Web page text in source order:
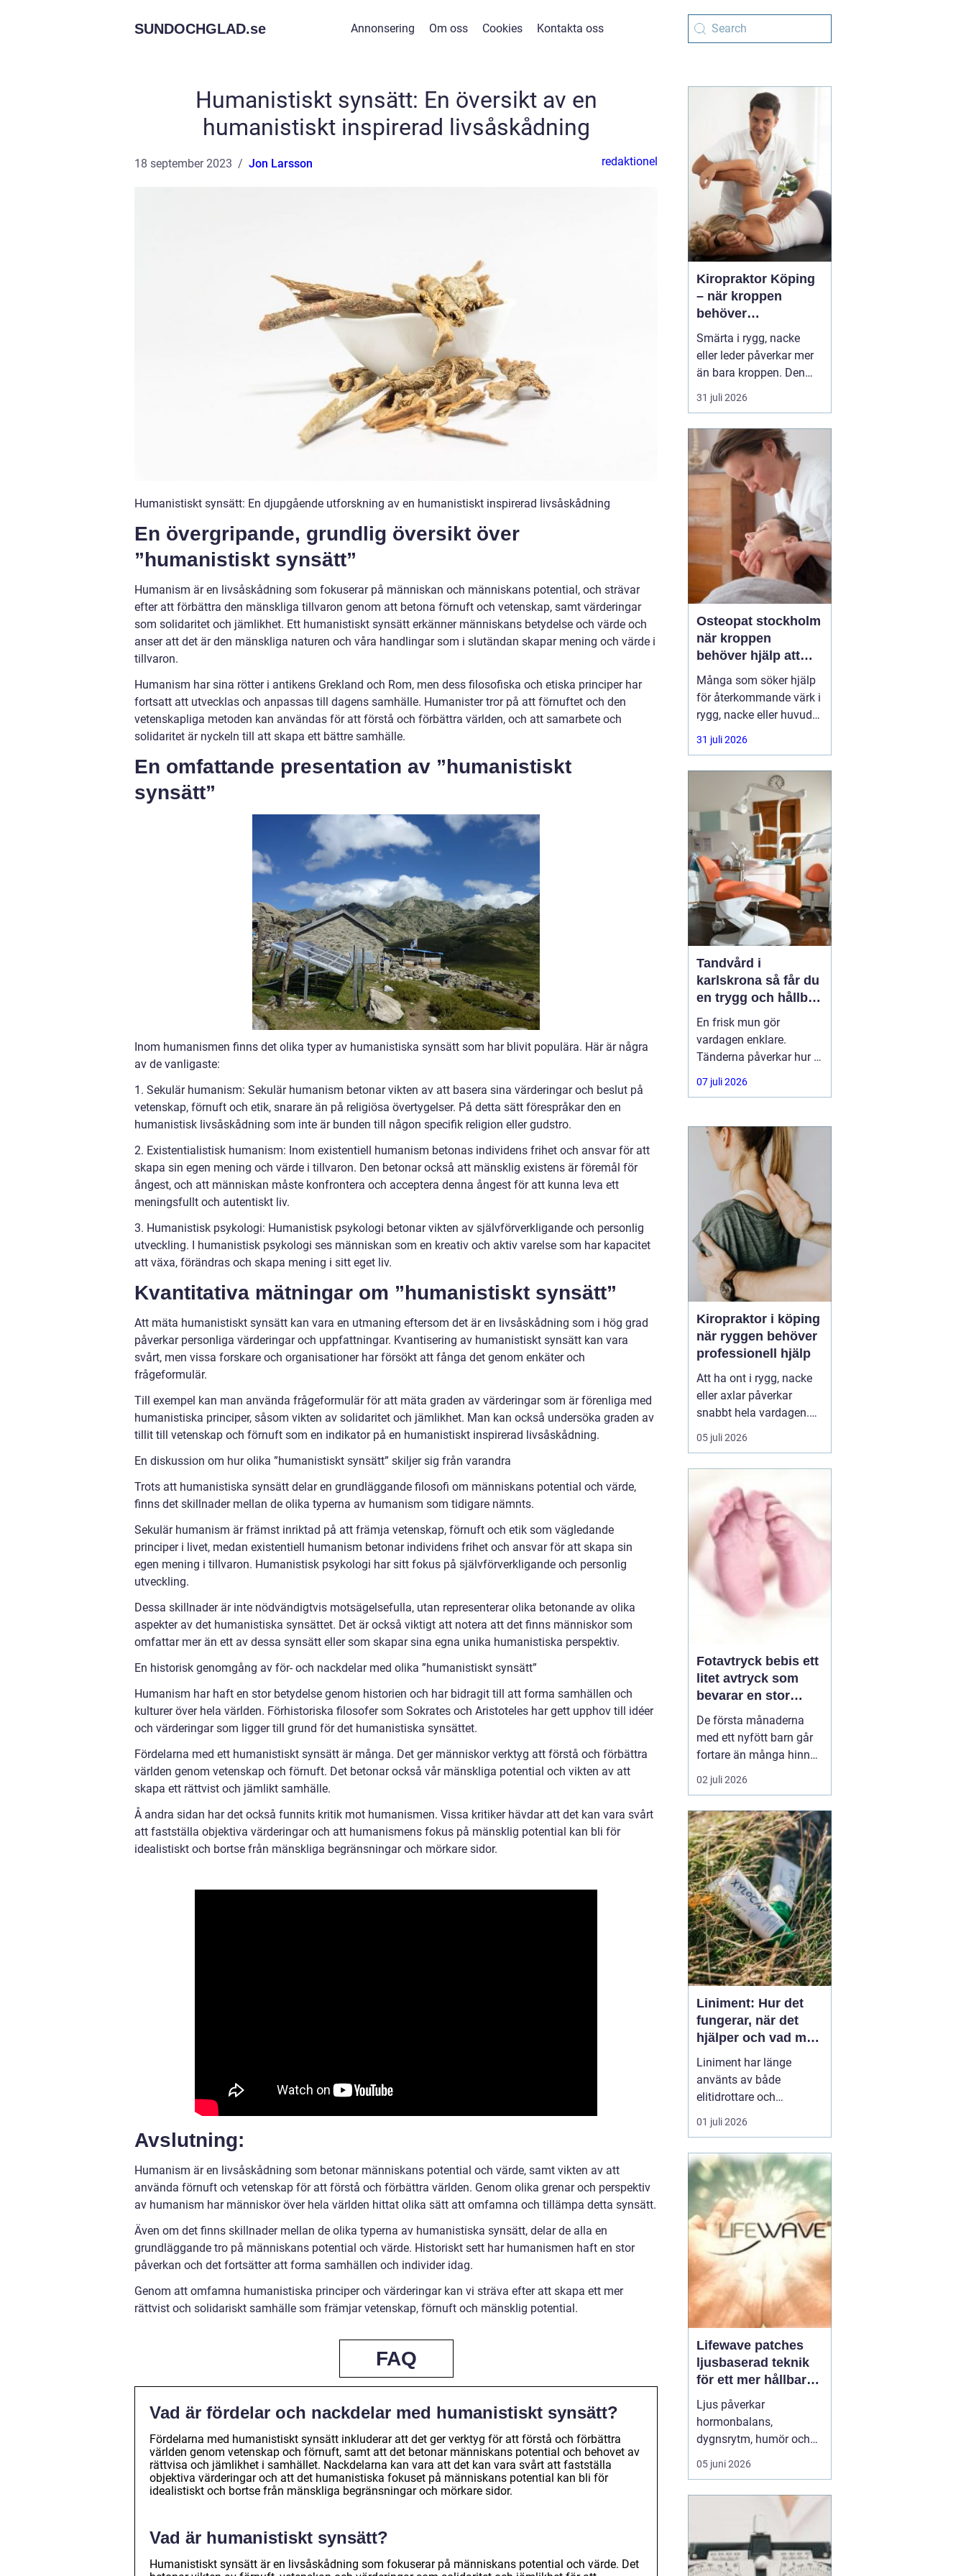
SUNDOCHGLAD.se Annonsering Om oss Cookies Kontakta oss
Humanistiskt synsätt: En översikt av en
humanistiskt inspirerad livsåskådning
18 september 2023 Jon Larsson redaktionel
Humanistiskt synsätt: En djupgående utforskning av en humanistiskt inspirerad livsåskådning
En övergripande, grundlig översikt över
”humanistiskt synsätt”
Humanism är en livsåskådning som fokuserar på människan och människans potential, och strävar
efter att förbättra den mänskliga tillvaron genom att betona förnuft och vetenskap, samt värderingar
som solidaritet och jämlikhet. Ett humanistiskt synsätt erkänner människans betydelse och värde och
anser att det är den mänskliga naturen och våra handlingar som i slutändan skapar mening och värde i
tillvaron.
Humanism har sina rötter i antikens Grekland och Rom, men dess filosofiska och etiska principer har
fortsatt att utvecklas och anpassas till dagens samhälle. Humanister tror på att förnuftet och den
vetenskapliga metoden kan användas för att förstå och förbättra världen, och att samarbete och
solidaritet är nyckeln till att skapa ett bättre samhälle.
En omfattande presentation av ”humanistiskt
synsätt”
Inom humanismen finns det olika typer av humanistiska synsätt som har blivit populära. Här är några
av de vanligaste:
1. Sekulär humanism: Sekulär humanism betonar vikten av att basera sina värderingar och beslut på
vetenskap, förnuft och etik, snarare än på religiösa övertygelser. På detta sätt förespråkar den en
humanistisk livsåskådning som inte är bunden till någon specifik religion eller gudstro.
2. Existentialistisk humanism: Inom existentiell humanism betonas individens frihet och ansvar för att
skapa sin egen mening och värde i tillvaron. Den betonar också att mänsklig existens är föremål för
ångest, och att människan måste konfrontera och acceptera denna ångest för att kunna leva ett
meningsfullt och autentiskt liv.
3. Humanistisk psykologi: Humanistisk psykologi betonar vikten av självförverkligande och personlig
utveckling. I humanistisk psykologi ses människan som en kreativ och aktiv varelse som har kapacitet
att växa, förändras och skapa mening i sitt eget liv.
Kvantitativa mätningar om ”humanistiskt synsätt”
Att mäta humanistiskt synsätt kan vara en utmaning eftersom det är en livsåskådning som i hög grad
påverkar personliga värderingar och uppfattningar. Kvantisering av humanistiskt synsätt kan vara
svårt, men vissa forskare och organisationer har försökt att fånga det genom enkäter och
frågeformulär.
Till exempel kan man använda frågeformulär för att mäta graden av värderingar som är förenliga med
humanistiska principer, såsom vikten av solidaritet och jämlikhet. Man kan också undersöka graden av
tillit till vetenskap och förnuft som en indikator på en humanistiskt inspirerad livsåskådning.
En diskussion om hur olika ”humanistiskt synsätt” skiljer sig från varandra
Trots att humanistiska synsätt delar en grundläggande filosofi om människans potential och värde,
finns det skillnader mellan de olika typerna av humanism som tidigare nämnts.
Sekulär humanism är främst inriktad på att främja vetenskap, förnuft och etik som vägledande
principer i livet, medan existentiell humanism betonar individens frihet och ansvar för att skapa sin
egen mening i tillvaron. Humanistisk psykologi har sitt fokus på självförverkligande och personlig
utveckling.
Dessa skillnader är inte nödvändigtvis motsägelsefulla, utan representerar olika betonande av olika
aspekter av det humanistiska synsättet. Det är också viktigt att notera att det finns människor som
omfattar mer än ett av dessa synsätt eller som skapar sina egna unika humanistiska perspektiv.
En historisk genomgång av för- och nackdelar med olika ”humanistiskt synsätt”
Humanism har haft en stor betydelse genom historien och har bidragit till att forma samhällen och
kulturer över hela världen. Förhistoriska filosofer som Sokrates och Aristoteles har gett upphov till idéer
och värderingar som ligger till grund för det humanistiska synsättet.
Fördelarna med ett humanistiskt synsätt är många. Det ger människor verktyg att förstå och förbättra
världen genom vetenskap och förnuft. Det betonar också vår mänskliga potential och vikten av att
skapa ett rättvist och jämlikt samhälle.
Å andra sidan har det också funnits kritik mot humanismen. Vissa kritiker hävdar att det kan vara svårt
att fastställa objektiva värderingar och att humanismens fokus på mänsklig potential kan bli för
idealistiskt och bortse från mänskliga begränsningar och mörkare sidor.
Avslutning:
Humanism är en livsåskådning som betonar människans potential och värde, samt vikten av att
använda förnuft och vetenskap för att förstå och förbättra världen. Genom olika grenar och perspektiv
av humanism har människor över hela världen hittat olika sätt att omfamna och tillämpa detta synsätt.
Även om det finns skillnader mellan de olika typerna av humanistiska synsätt, delar de alla en
grundläggande tro på människans potential och värde. Historiskt sett har humanismen haft en stor
påverkan och det fortsätter att forma samhällen och individer idag.
Genom att omfamna humanistiska principer och värderingar kan vi sträva efter att skapa ett mer
rättvist och solidariskt samhälle som främjar vetenskap, förnuft och mänsklig potential.
FAQ
Vad är fördelar och nackdelar med humanistiskt synsätt?
Fördelarna med humanistiskt synsätt inkluderar att det ger verktyg för att förstå och förbättra
världen genom vetenskap och förnuft, samt att det betonar människans potential och behovet av
rättvisa och jämlikhet i samhället. Nackdelarna kan vara att det kan vara svårt att fastställa
objektiva värderingar och att det humanistiska fokuset på människans potential kan bli för
idealistiskt och bortse från mänskliga begränsningar och mörkare sidor.
Vad är humanistiskt synsätt?
Humanistiskt synsätt är en livsåskådning som fokuserar på människans potential och värde. Det
Kiropraktor Köping
– när kroppen
behöver
professionell hjälp
Smärta i rygg, nacke
eller leder påverkar mer
än bara kroppen. Den
kan störa sömnen, göra
det svårt att koncentrera
sådant som arbete,
träning och vardagliga
sysslor. M...
31 juli 2026
Osteopat stockholm
när kroppen
behöver hjälp att
hitta balans
Många som söker hjälp
för återkommande värk i
rygg, nacke eller huvud
har redan provat både
träning, vila och
besvären släpper. Där
någonstans uppstår ofta
intresset för osteopati.
31 juli 2026
Tandvård i
karlskrona så får du
en trygg och hållbar
munhälsa
En frisk mun gör
vardagen enklare.
Tänderna påverkar hur vi
äter, hur vi pratar och hur
trygga vi känner oss i
människor sökerefter
tandvård Karlskrona
handlar
07 juli 2026
Kiropraktor i köping
när ryggen behöver
professionell hjälp
Att ha ont i rygg, nacke
eller axlar påverkar
snabbt hela vardagen.
Sömn, arbete, träning
och humör hänger ihop
därför en kiropraktor
Köping när värken inte
längre går över av sig
själv, eller när
återkommand...
05 juli 2026
Fotavtryck bebis ett
litet avtryck som
bevarar en stor
stund
De första månaderna
med ett nyfött barn går
fortare än många hinner
med. Ena dagen ryms
hela foten i handflatan,
redan vuxit ur sina första
pyjamasar.Ett fotavtryck
bebis fångarjust den d...
02 juli 2026
Liniment: Hur det
fungerar, när det
hjälper och vad man
bör tänka på
Liniment har länge
använts av både
elitidrottare och
vardagsmotionärer för
att lindra värk, stelhet
hur fungerar dessa
krämer egentligen, vad
innehåller de och när
passar de b&...
01 juli 2026
Lifewave patches
ljusbaserad teknik
för ett mer hållbart
välbefinnande
Ljus påverkar
hormonbalans,
dygnsrytm, humör och
återhämtning. Under
senare år har en ny typ
gränslandet mellan
egen biologi:Lifewave
patches. De är små
05 juni 2026